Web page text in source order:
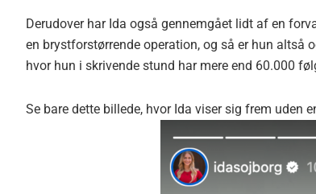
Derudover har Ida også gennemgået lidt af en
en brystforstørrende operation, og så er hun altså
hvor hun i skrivende stund har mere end 60.000
Se bare dette billede, hvor Ida viser sig frem uden